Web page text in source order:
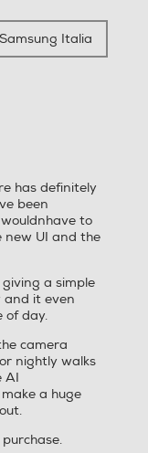
degli
AI
tua
dal
le
Italia
has definitely
been
to
new UI and the
a simple
and it even
of day.
camera
nightly walks
AI
a huge